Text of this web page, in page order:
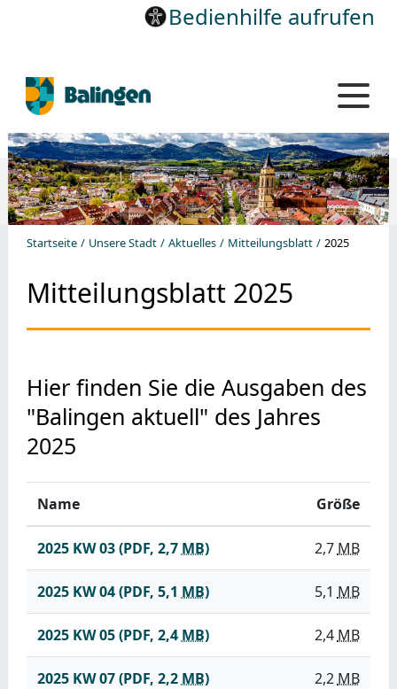
Bedienhilfe aufrufen
Startseite Unsere Stadt Aktuelles Mitteilungsblatt 2025
Mitteilungsblatt 2025
Hier finden Sie die Ausgaben des
"Balingen aktuell" des Jahres
2025
Name Größe
2025 KW 03(PDF, 2,7 MB) 2,7 MB
2025 KW 04(PDF, 5,1 MB) 5,1 MB
2025 KW 05(PDF, 2,4 MB) 2,4 MB
2025 KW 07(PDF, 2,2 MB) 2,2 MB